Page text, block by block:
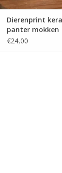
Dierenprint
panter mokken
€24,00